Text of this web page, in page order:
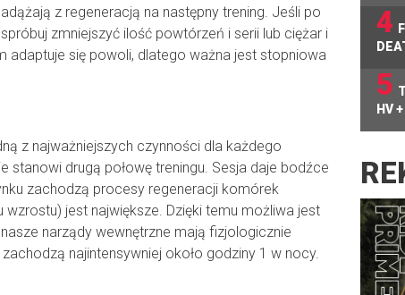
z regeneracją na następny trening. Jeśli po
zmniejszyć ilość powtórzeń i serii lub ciężar i
adaptuje się powoli, dlatego ważna jest stopniowa
z najważniejszych czynności dla każdego
drugą połowę treningu. Sesja daje bodźce
zachodzą procesy regeneracji komórek
jest największe. Dzięki temu możliwa jest
narządy wewnętrzne mają fizjologicznie
najintensywniej około godziny 1 w nocy.
4
5
HV